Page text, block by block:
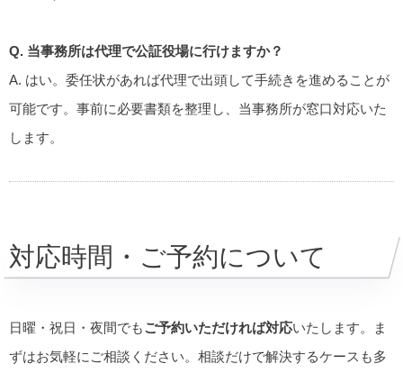
Q. 当事務所は代理で公証役場に行けますか？
A. はい。委任状があれば代理で出頭して手続きを進めることが
可能です。事前に必要書類を整理し、当事務所が窓口対応いた
します。
対応時間・ご予約について
日曜・祝日・夜間でもご予約いただければ対応いたします。ま
ずはお気軽にご相談ください。相談だけで解決するケースも多